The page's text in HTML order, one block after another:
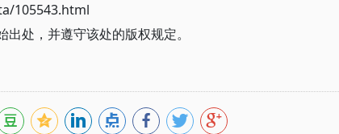
105543.html
处，并遵守该处的版权规定。